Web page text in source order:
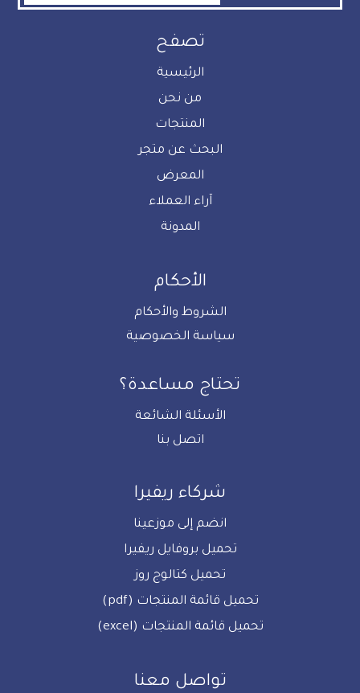
تصفح
الرئيسية
من نحن
المنتجات
البحث عن متجر
المعرض
آراء العملاء
المدونة
الأحكام
الشروط والأحكام
سياسة الخصوصية
تحتاج مساعدة؟
الأسئلة الشائعة
اتصل بنا
شركاء ريفيرا
انضم إلى موزعينا
تحميل بروفايل ريفيرا
تحميل كتالوج روز
تحميل قائمة المنتجات (pdf)
تحميل قائمة المنتجات (excel)
تواصل معنا